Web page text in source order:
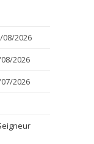
08/2026
2026
2026